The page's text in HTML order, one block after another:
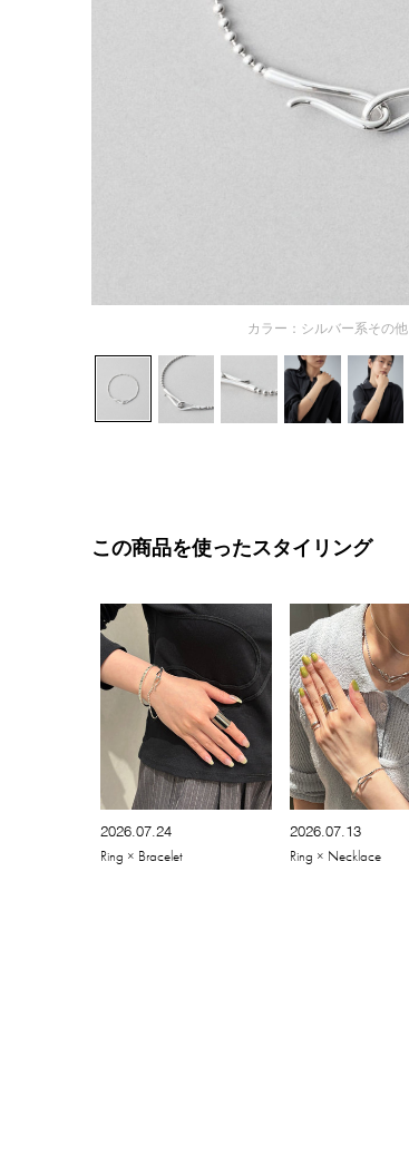
カラー：シルバー系その他
この商品を使ったスタイリング
2026.07.24
Ring × Bracelet
2026.07.13
Ring × Necklace